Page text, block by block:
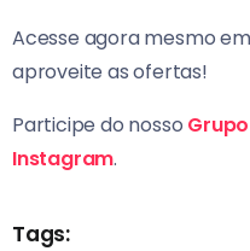
Acesse agora mesmo em
aproveite as ofertas!
Participe do nosso
Instagram.
Tags: